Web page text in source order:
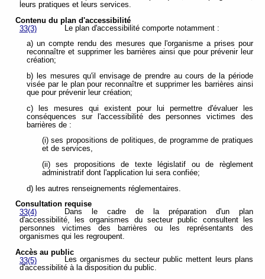
leurs pratiques et leurs services.
Contenu du plan d'accessibilité
33(3)
Le plan d'accessibilité comporte notamment :
a) un compte rendu des mesures que l'organisme a prises pour
reconnaître et supprimer les barrières ainsi que pour prévenir leur
création;
b) les mesures qu'il envisage de prendre au cours de la période
visée par le plan pour reconnaître et supprimer les barrières ainsi
que pour prévenir leur création;
c) les mesures qui existent pour lui permettre d'évaluer les
conséquences sur l'accessibilité des personnes victimes des
barrières de :
(i) ses propositions de politiques, de programme de pratiques
et de services,
(ii) ses propositions de texte législatif ou de règlement
administratif dont l'application lui sera confiée;
d) les autres renseignements réglementaires.
Consultation requise
33(4)
Dans le cadre de la préparation d'un plan
d'accessibilité, les organismes du secteur public consultent les
personnes victimes des barrières ou les représentants des
organismes qui les regroupent.
Accès au public
33(5)
Les organismes du secteur public mettent leurs plans
d'accessibilité à la disposition du public.